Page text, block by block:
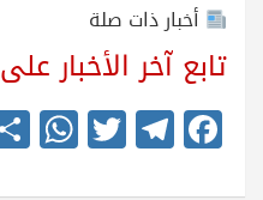
أخبار ذات صلة
تابع آخر الأخبار على Baznews
Fa
ce
Te
le
T
wi
W
ha